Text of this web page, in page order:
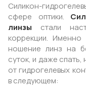
Силикон-
сфере оптики.
линзы стали
коррекции. Именно
ношение линз на
суток, и даже
от гидрогелевых
в следующем: